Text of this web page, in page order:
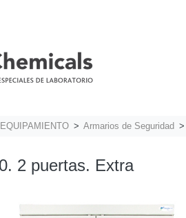
Armarios de Seguridad
2 puertas. Extra